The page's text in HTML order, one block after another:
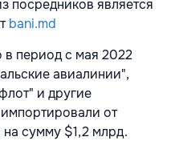
посредников является
bani.md
в период с мая 2022
авиалинии",
и другие
от
на сумму $1,2 млрд.